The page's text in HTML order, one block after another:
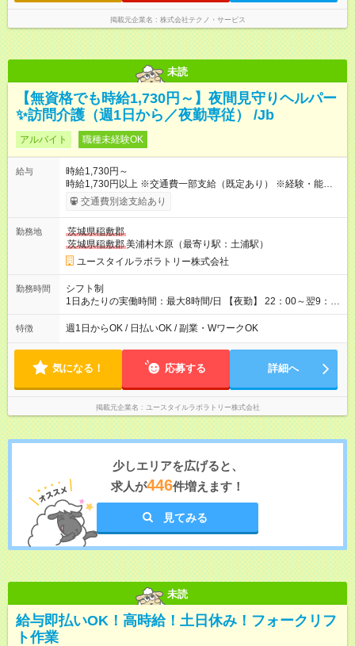
掲載元企業名 株式会社テクノ・サービス
未読
【無資格でも時給1,730円～】夜間見守りヘルパー
✨訪問介護（週1日から／夜勤専従） /Jb
アルバイト 職種未経験OK
給与
時給1,730円～
時給1,730円以上 ※交通費一部支給（既定あり） ※経験・能力を
考慮して決定します 【収入例】 週1回勤務の場合：1,730円×8時
間×4回=5万5,360円 週3回勤務の場合：1,730円×8時間×12回
月 ※ 雇用形態と給与に、本採用時と異なる部分があります。 雇
用形態：本採用時と同じです。 給与：時給 1,510円以上
交通費別途支給あり
勤務地
茨城県稲敷郡
茨城県稲敷郡美浦村木原（最寄り駅：土浦駅）
ユースタイルラボラトリー株式会社
勤務時間
シフト制
1日あたりの実働時間：最大8時間/日 【夜勤】 22：00～翌9：
00 ※週1日～OK ／ 夜勤専従 ＊＊ 勤務時間例 ＊＊ ■22時か
ら翌7時 ■23時から翌8時 ■24時から翌9時 など ※上記の時間
ます。 ※曜日固定（毎週同じ曜日での勤務となります）
特徴 週1日からOK / 日払いOK / 副業・WワークOK
気になる！ 応募する 詳細へ
掲載元企業名 ユースタイルラボラトリー株式会社
少しエリアを広げると、
求人が446件増えます！
見てみる
未読
給与即払いOK！高時給！土日休み！フォークリフ
ト作業